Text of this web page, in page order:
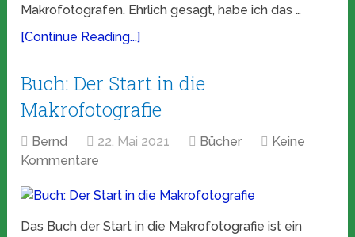
Makrofotografen. Ehrlich gesagt, habe ich das …
[Continue Reading...]
Buch: Der Start in die
Makrofotografie
Bernd 22. Mai 2021 Bücher
Keine
Kommentare
Das Buch der Start in die Makrofotografie ist ein